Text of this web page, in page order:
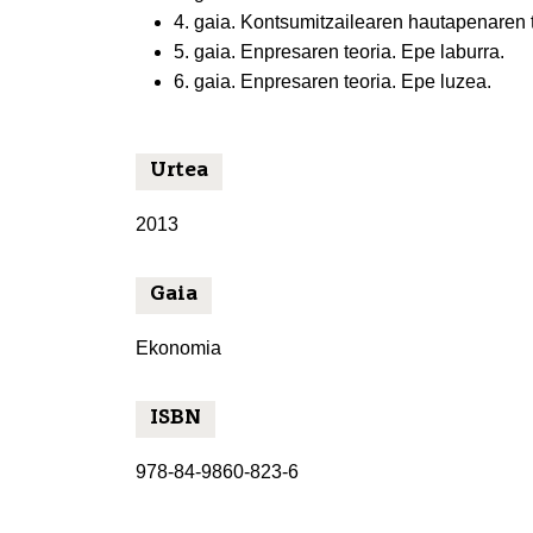
4. gaia. Kontsumitzailearen hautapenaren
5. gaia. Enpresaren teoria. Epe laburra.
6. gaia. Enpresaren teoria. Epe luzea.
Urtea
2013
Gaia
Ekonomia
ISBN
978-84-9860-823-6